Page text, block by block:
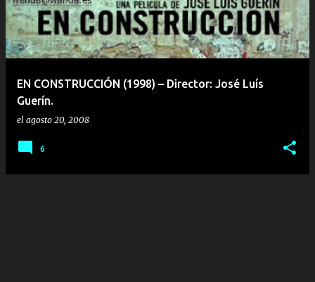
r
a
d
EN CONSTRUCCIÓN (1998) – Director: José Luís
Guerín.
el agosto 20, 2008
6